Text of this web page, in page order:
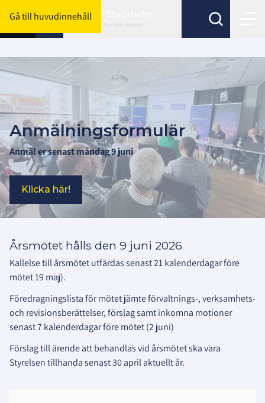
Gå till huvudinnehåll
Byt förbund här
Anmälningsformulär
Anmäl er senast måndag 9 juni
Klicka här!
Årsmötet hålls den 9 juni 2026
Kallelse till årsmötet utfärdas senast 21 kalenderdagar före
mötet 19 maj).
Föredragningslista för mötet jämte förvaltnings-, verksamhets-
och revisionsberättelser, förslag samt inkomna motioner
senast 7 kalenderdagar före mötet (2 juni)
Förslag till ärende att behandlas vid årsmötet ska vara
Styrelsen tillhanda senast 30 april aktuellt år.